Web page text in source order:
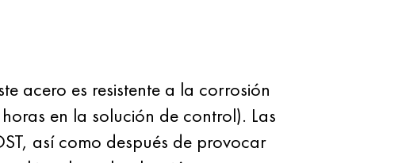
acero es resistente a la corrosión
en la solución de control). Las
así como después de provocar